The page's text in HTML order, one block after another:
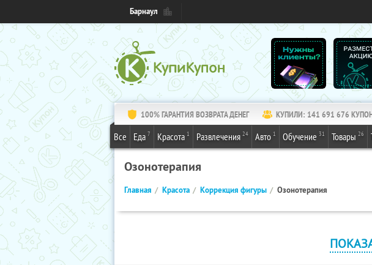
Барнаул
100% ГАРАНТИЯ ВОЗВРАТА ДЕНЕГ КУПИЛИ: 141 691 676
Все Еда 7 Красота 1 Развлечения 24 Авто 1 Обучение 31 Товары 26
Озонотерапия
Главная Красота Коррекция фигуры Озонотерапия